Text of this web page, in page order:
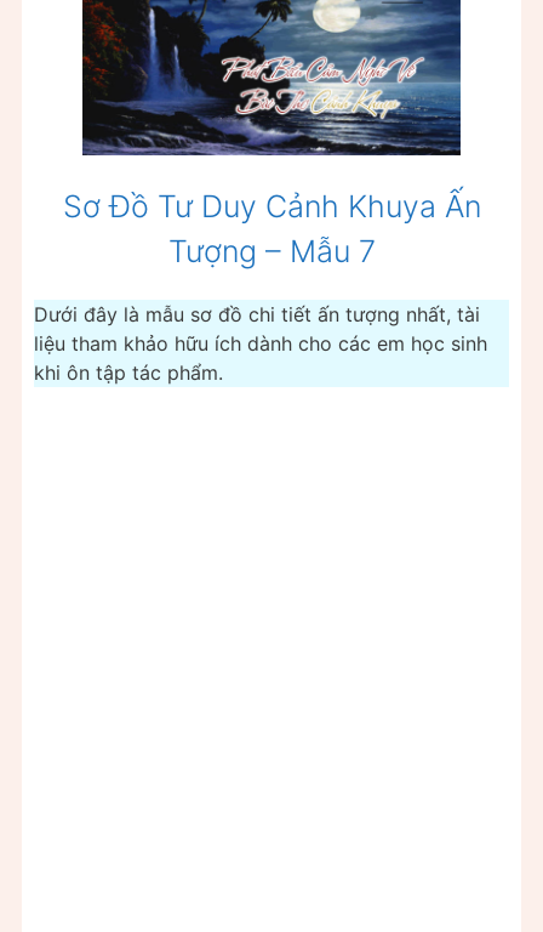
Sơ Đồ Tư Duy Cảnh Khuya Ấn
Tượng – Mẫu 7
Dưới đây là mẫu sơ đồ chi tiết ấn tượng nhất, tài
liệu tham khảo hữu ích dành cho các em học sinh
khi ôn tập tác phẩm.